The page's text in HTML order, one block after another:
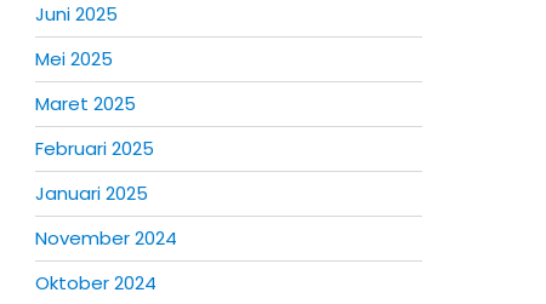
Juni 2025
Mei 2025
Maret 2025
Februari 2025
Januari 2025
November 2024
Oktober 2024